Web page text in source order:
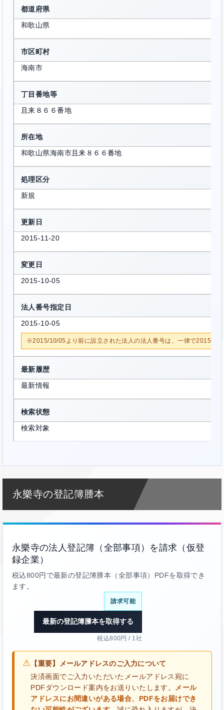
都道府県
和歌山県
市区町村
海南市
丁目番地等
且来８６６番地
所在地
和歌山県海南市且来８６６番地
処理区分
新規
更新日
2015-11-20
変更日
2015-10-05
法人番号指定日
2015-10-05
※2015/10/05より前に設立された法人の法人番号は、一律で2015/10/
最新履歴
最新情報
検索状態
検索対象
永樂寺の登記簿謄本
永樂寺の法人登記簿（全部事項）を請求（仮登
録企業）
税込800円で最新の登記簿謄本（全部事項）PDFを取得でき
ます。
請求可能
最新の登記簿謄本を取得する
税込800円 / 1社
⚠ 【重要】メールアドレスのご入力について
決済画面でご入力いただいたメールアドレス宛に
PDFダウンロード案内をお送りいたします。
メール
アドレスにお間違いがある場合、PDFをお届けでき